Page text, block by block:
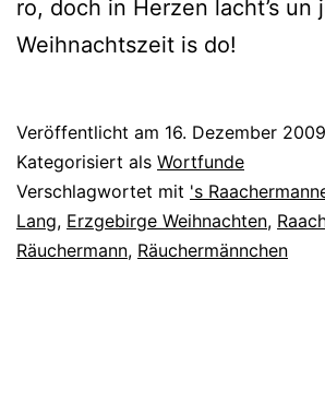
ro, doch in Herzen lacht’s un
Weihnachtszeit is do!
Veröffentlicht am 16. Dezember 2009
Kategorisiert als Wortfunde
Verschlagwortet mit 's
Lang, Erzgebirge Weihnachten,
Räuchermann, Räuchermännchen